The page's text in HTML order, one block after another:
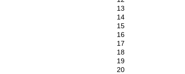
13
14
15
16
17
18
19
20